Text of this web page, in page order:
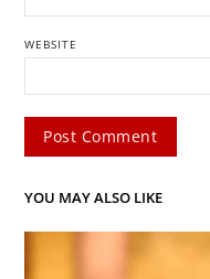
WEBSITE
YOU MAY ALSO LIKE